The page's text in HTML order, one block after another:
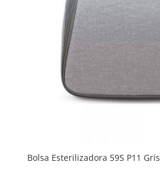
Bolsa Esterilizadora 59S P11 Gris